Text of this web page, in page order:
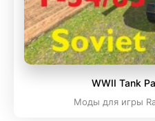
WWII Tank
Моды для игры